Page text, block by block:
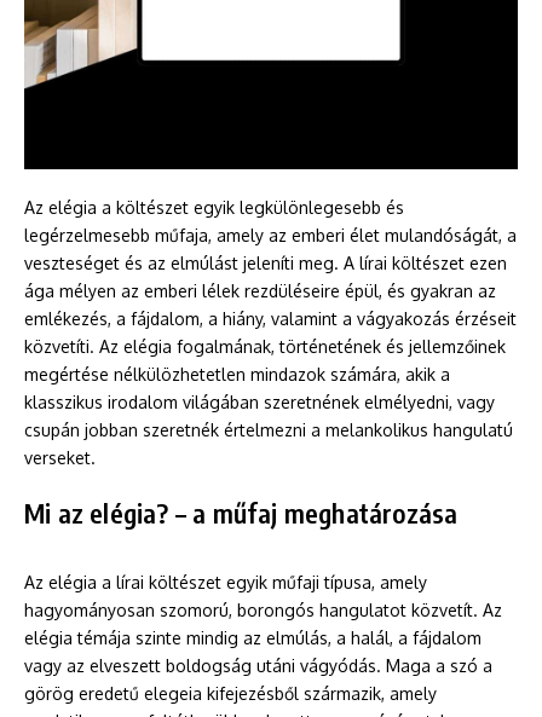
Az elégia a költészet egyik legkülönlegesebb és
legérzelmesebb műfaja, amely az emberi élet mulandóságát, a
veszteséget és az elmúlást jeleníti meg. A lírai költészet ezen
ága mélyen az emberi lélek rezdüléseire épül, és gyakran az
emlékezés, a fájdalom, a hiány, valamint a vágyakozás érzéseit
közvetíti. Az elégia fogalmának, történetének és jellemzőinek
megértése nélkülözhetetlen mindazok számára, akik a
klasszikus irodalom világában szeretnének elmélyedni, vagy
csupán jobban szeretnék értelmezni a melankolikus hangulatú
verseket.
Mi az elégia? – a műfaj meghatározása
Az elégia a lírai költészet egyik műfaji típusa, amely
hagyományosan szomorú, borongós hangulatot közvetít. Az
elégia témája szinte mindig az elmúlás, a halál, a fájdalom
vagy az elveszett boldogság utáni vágyódás. Maga a szó a
görög eredetű elegeia kifejezésből származik, amely